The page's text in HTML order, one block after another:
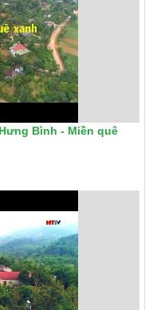
Bình - Miền quê